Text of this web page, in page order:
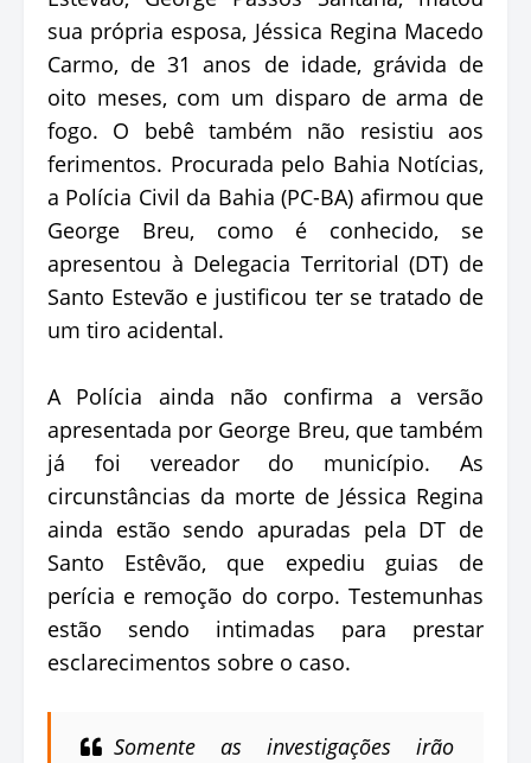
sua própria esposa, Jéssica Regina Macedo
Carmo, de 31 anos de idade, grávida de
oito meses, com um disparo de arma de
fogo. O bebê também não resistiu aos
ferimentos. Procurada pelo Bahia Notícias,
a Polícia Civil da Bahia (PC-BA) afirmou que
George Breu, como é conhecido, se
apresentou à Delegacia Territorial (DT) de
Santo Estevão e justificou ter se tratado de
um tiro acidental.
A Polícia ainda não confirma a versão
apresentada por George Breu, que também
já foi vereador do município. As
circunstâncias da morte de Jéssica Regina
ainda estão sendo apuradas pela DT de
Santo Estêvão, que expediu guias de
perícia e remoção do corpo. Testemunhas
estão sendo intimadas para prestar
esclarecimentos sobre o caso.
Somente as investigações irão